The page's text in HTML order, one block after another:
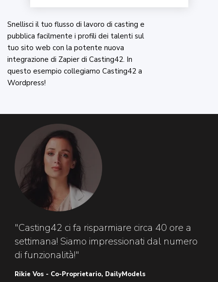
Snellisci il tuo flusso di lavoro di casting e
pubblica facilmente i profili dei talenti sul
tuo sito web con la potente nuova
integrazione di Zapier di Casting42. In
questo esempio collegiamo Casting42 a
Wordpress!
"Casting42 ci fa risparmiare circa 40 ore a
settimana! Siamo impressionati dal numero
di funzionalità!"
Rikie Vos - Co-Proprietario, DailyModels